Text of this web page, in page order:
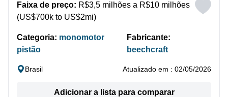
Faixa de preço: R$3,5 milhões a R$10 milhões
(US$700k to US$2mi)
Categoria: monomotor
pistão
Fabricante:
beechcraft
Brasil Atualizado em : 02/05/2026
Adicionar a lista para comparar